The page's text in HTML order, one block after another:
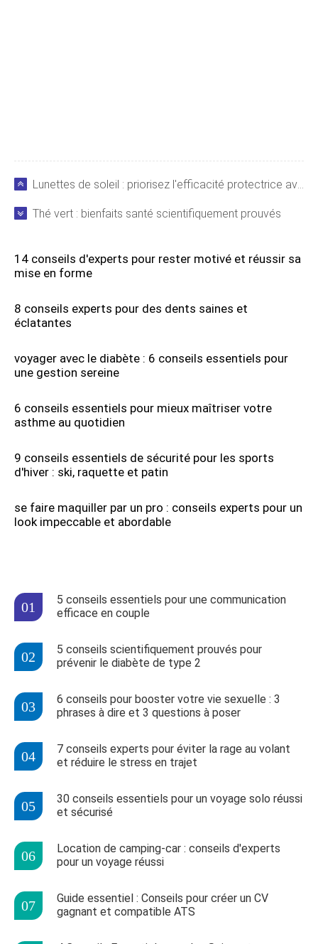
Lunettes de soleil : priorisez l'efficacité protectrice avant l'esthétique
Thé vert : bienfaits santé scientifiquement prouvés
14 conseils d'experts pour rester motivé et réussir sa
mise en forme
8 conseils experts pour des dents saines et
éclatantes
voyager avec le diabète : 6 conseils essentiels pour
une gestion sereine
6 conseils essentiels pour mieux maîtriser votre
asthme au quotidien
9 conseils essentiels de sécurité pour les sports
d'hiver : ski, raquette et patin
se faire maquiller par un pro : conseils experts pour un
look impeccable et abordable
5 conseils essentiels pour une communication
efficace en couple
5 conseils scientifiquement prouvés pour
prévenir le diabète de type 2
6 conseils pour booster votre vie sexuelle : 3
phrases à dire et 3 questions à poser
7 conseils experts pour éviter la rage au volant
et réduire le stress en trajet
30 conseils essentiels pour un voyage solo réussi
et sécurisé
Location de camping-car : conseils d'experts
pour un voyage réussi
Guide essentiel : Conseils pour créer un CV
gagnant et compatible ATS